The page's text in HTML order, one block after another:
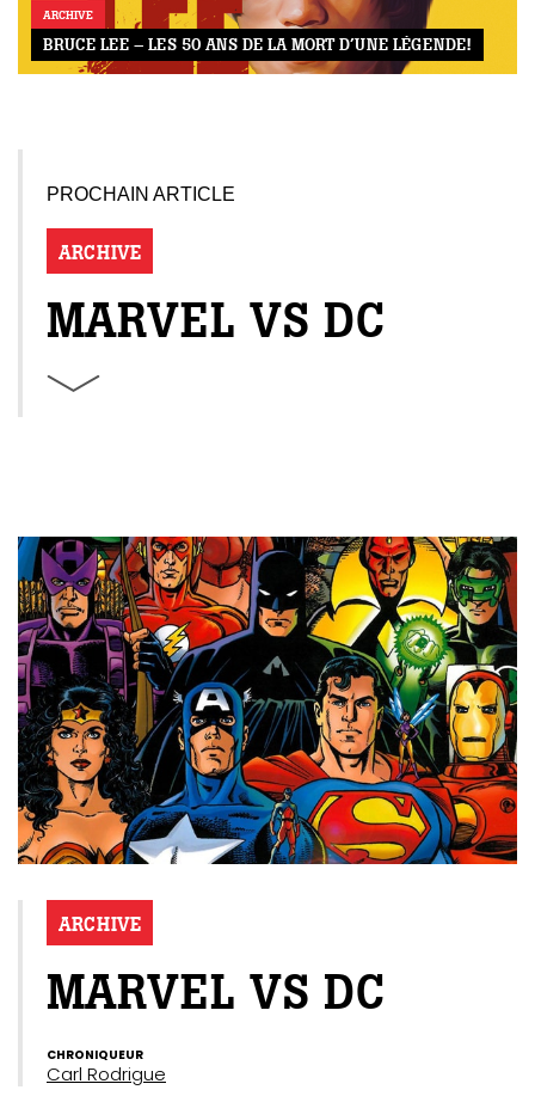
ARCHIVE
BRUCE LEE – LES 50 ANS DE LA MORT D’UNE LÉGENDE!
PROCHAIN ARTICLE
ARCHIVE
MARVEL VS DC
ARCHIVE
MARVEL VS DC
CHRONIQUEUR
Carl Rodrigue